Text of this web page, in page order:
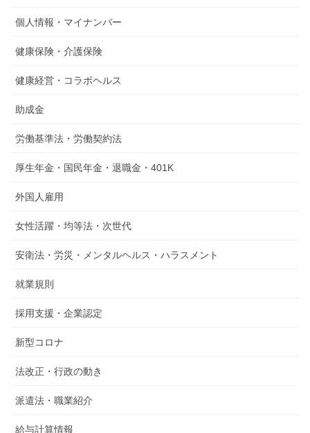
個人情報・マイナンバー
健康保険・介護保険
健康経営・コラボヘルス
助成金
労働基準法・労働契約法
厚生年金・国民年金・退職金・401K
外国人雇用
女性活躍・均等法・次世代
安衛法・労災・メンタルヘルス・ハラスメント
就業規則
採用支援・企業認定
新型コロナ
法改正・行政の動き
派遣法・職業紹介
給与計算情報